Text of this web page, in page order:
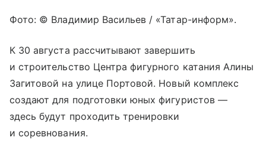
Фото: © Владимир Васильев / «Татар-информ».
К 30 августа рассчитывают завершить
и строительство Центра фигурного катания Алины
Загитовой на улице Портовой. Новый комплекс
создают для подготовки юных фигуристов —
здесь будут проходить тренировки
и соревнования.